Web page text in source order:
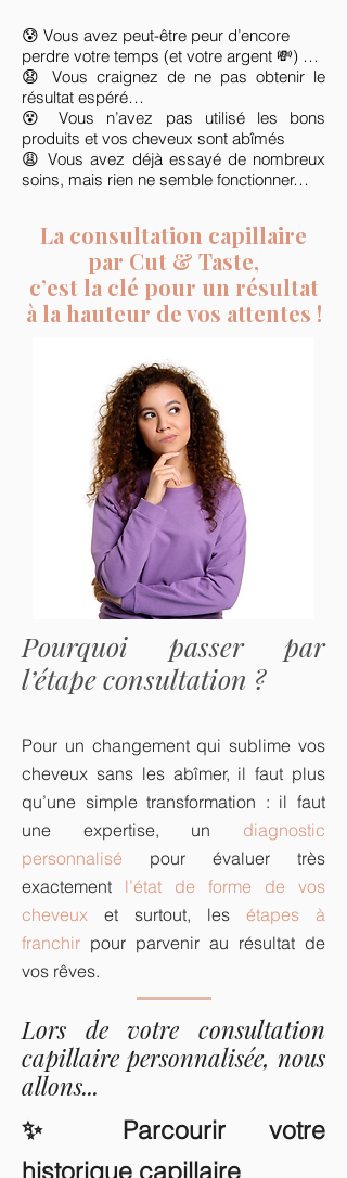
😰 Vous avez peut-être peur d’encore
perdre votre temps (et votre argent 💸) …
😧 Vous craignez de ne pas obtenir le
résultat espéré…
😵‍ Vous n’avez pas utilisé les bons
produits et vos cheveux sont abîmés
😩 Vous avez déjà essayé de nombreux
soins, mais rien ne semble fonctionner…
La consultation capillaire
par Cut & Taste,
c’est la clé pour un résultat
à la hauteur de vos attentes !
Pourquoi passer par
l’étape consultation ?
Pour un changement qui sublime vos
cheveux sans les abîmer, il faut plus
qu’une simple transformation : il faut
une expertise, un diagnostic
personnalisé
pour évaluer très
exactement l’état de forme de vos
cheveux et surtout, les étapes à
franchir pour parvenir au résultat de
vos rêves.
Lors de votre consultation
capillaire personnalisée, nous
allons...
✨ Parcourir votre
historique capillaire